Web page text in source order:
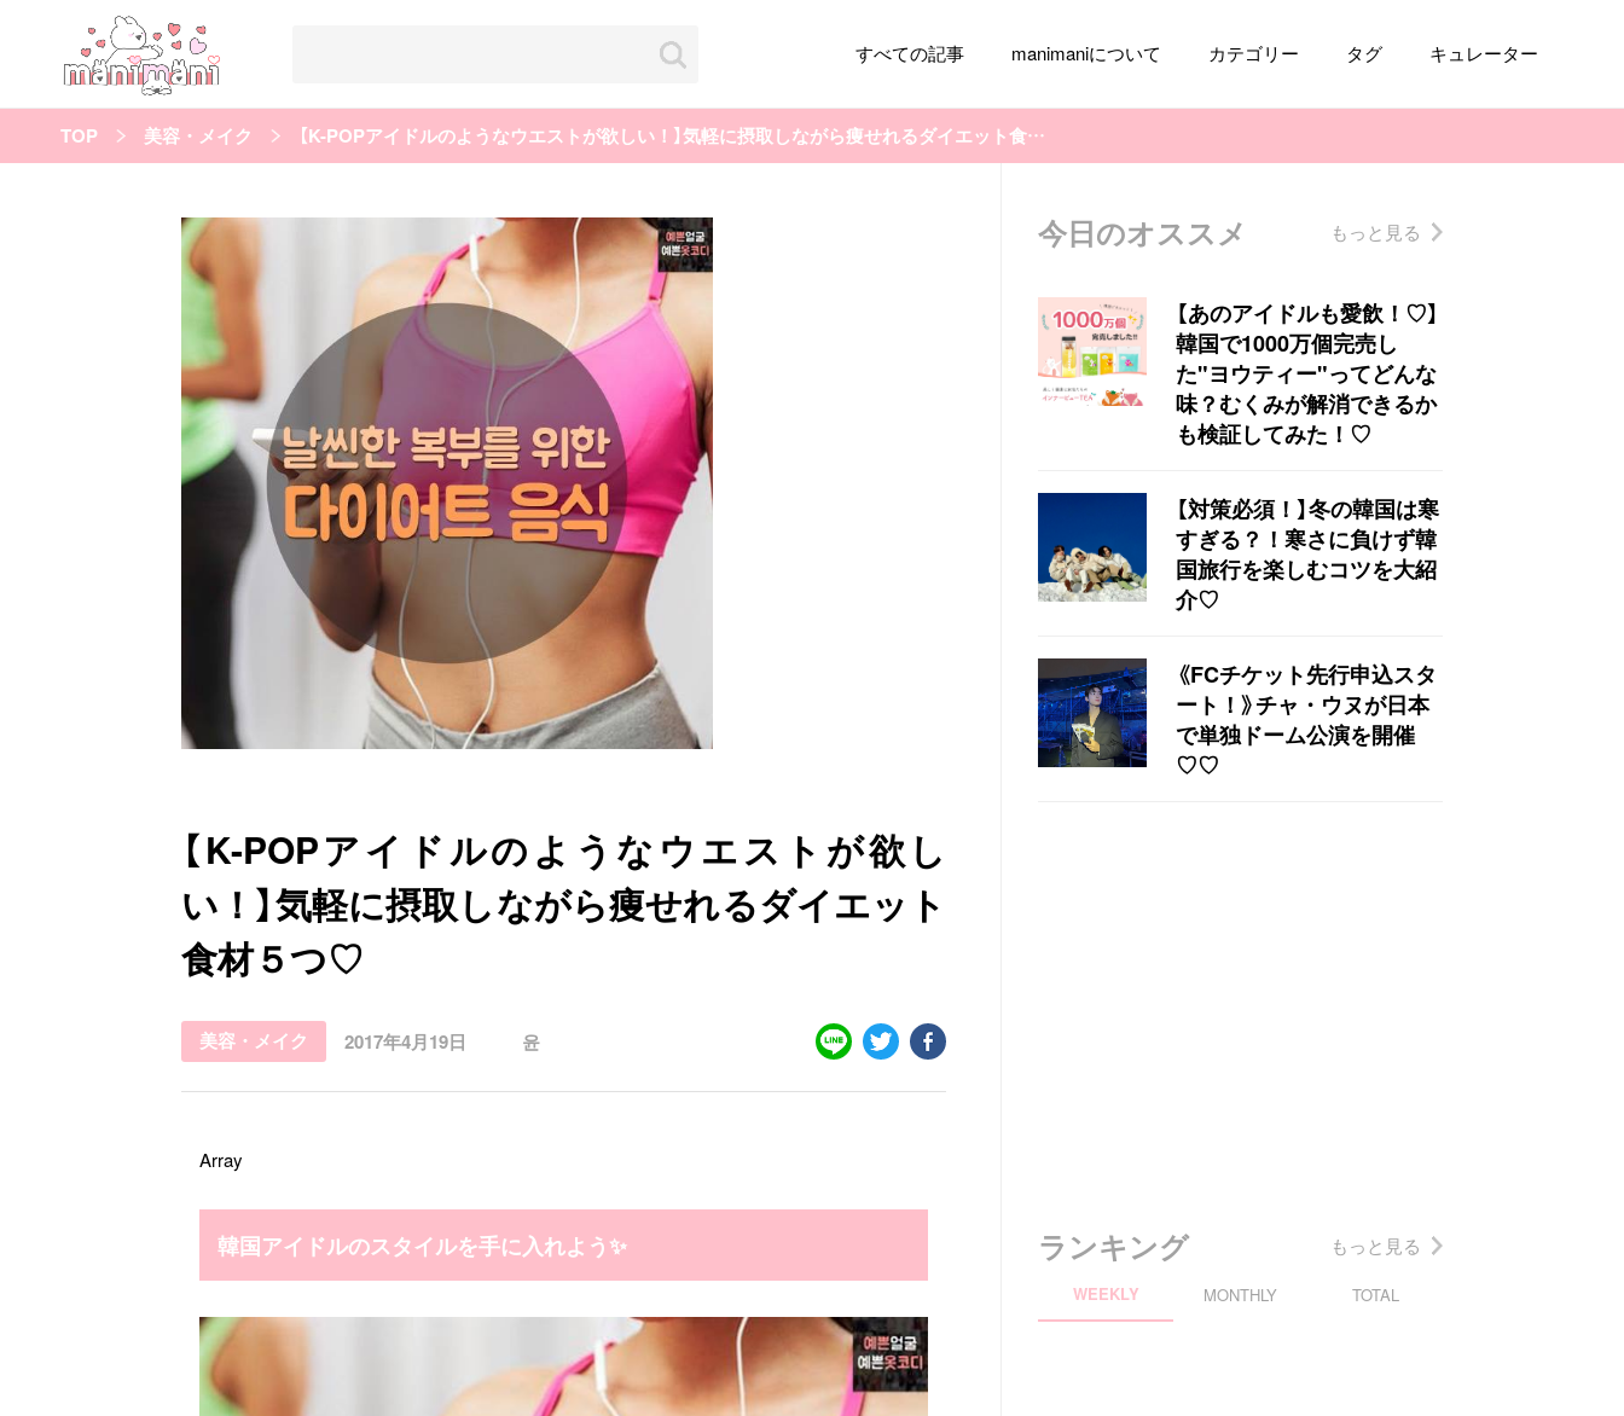
すべての記事 manimaniについて カテゴリー タグ キュレーター
カテゴリー一覧
キュレーター一覧
運営会社
利用規約
プライバシーポリシー
韓国コスメ 韓国トレンド 韓国旅行 韓国ファッション
twice 人気 韓国ドラマ
TOP 美容・メイク 【K-POPアイドルのようなウエストが欲しい！】気軽に摂取しながら痩せれるダイエット食材５つ♡
【K-POPアイドルのようなウエストが欲し
い！】気軽に摂取しながら痩せれるダイエット
食材５つ♡
美容・メイク 2017年4月19日 윤
Array
韓国アイドルのスタイルを手に入れよう✨
今日のオススメ もっと見る
【あのアイドルも愛飲！♡】
韓国で1000万個完売し
た"ヨウティー"ってどんな
味？むくみが解消できるか
も検証してみた！♡
【対策必須！】冬の韓国は寒
すぎる？！寒さに負けず韓
国旅行を楽しむコツを大紹
介♡
《FCチケット先行申込スタ
ート！》チャ・ウヌが日本
で単独ドーム公演を開催
♡♡
ランキング もっと見る
WEEKLY MONTHLY TOTAL